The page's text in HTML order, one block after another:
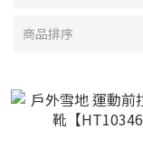
商品排序